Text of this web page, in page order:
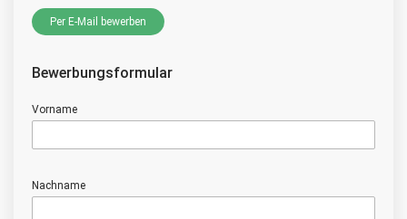
Per E-Mail bewerben
Bewerbungsformular
Vorname
Nachname